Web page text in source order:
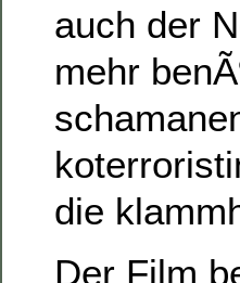
auch der
mehr
die
Der Film